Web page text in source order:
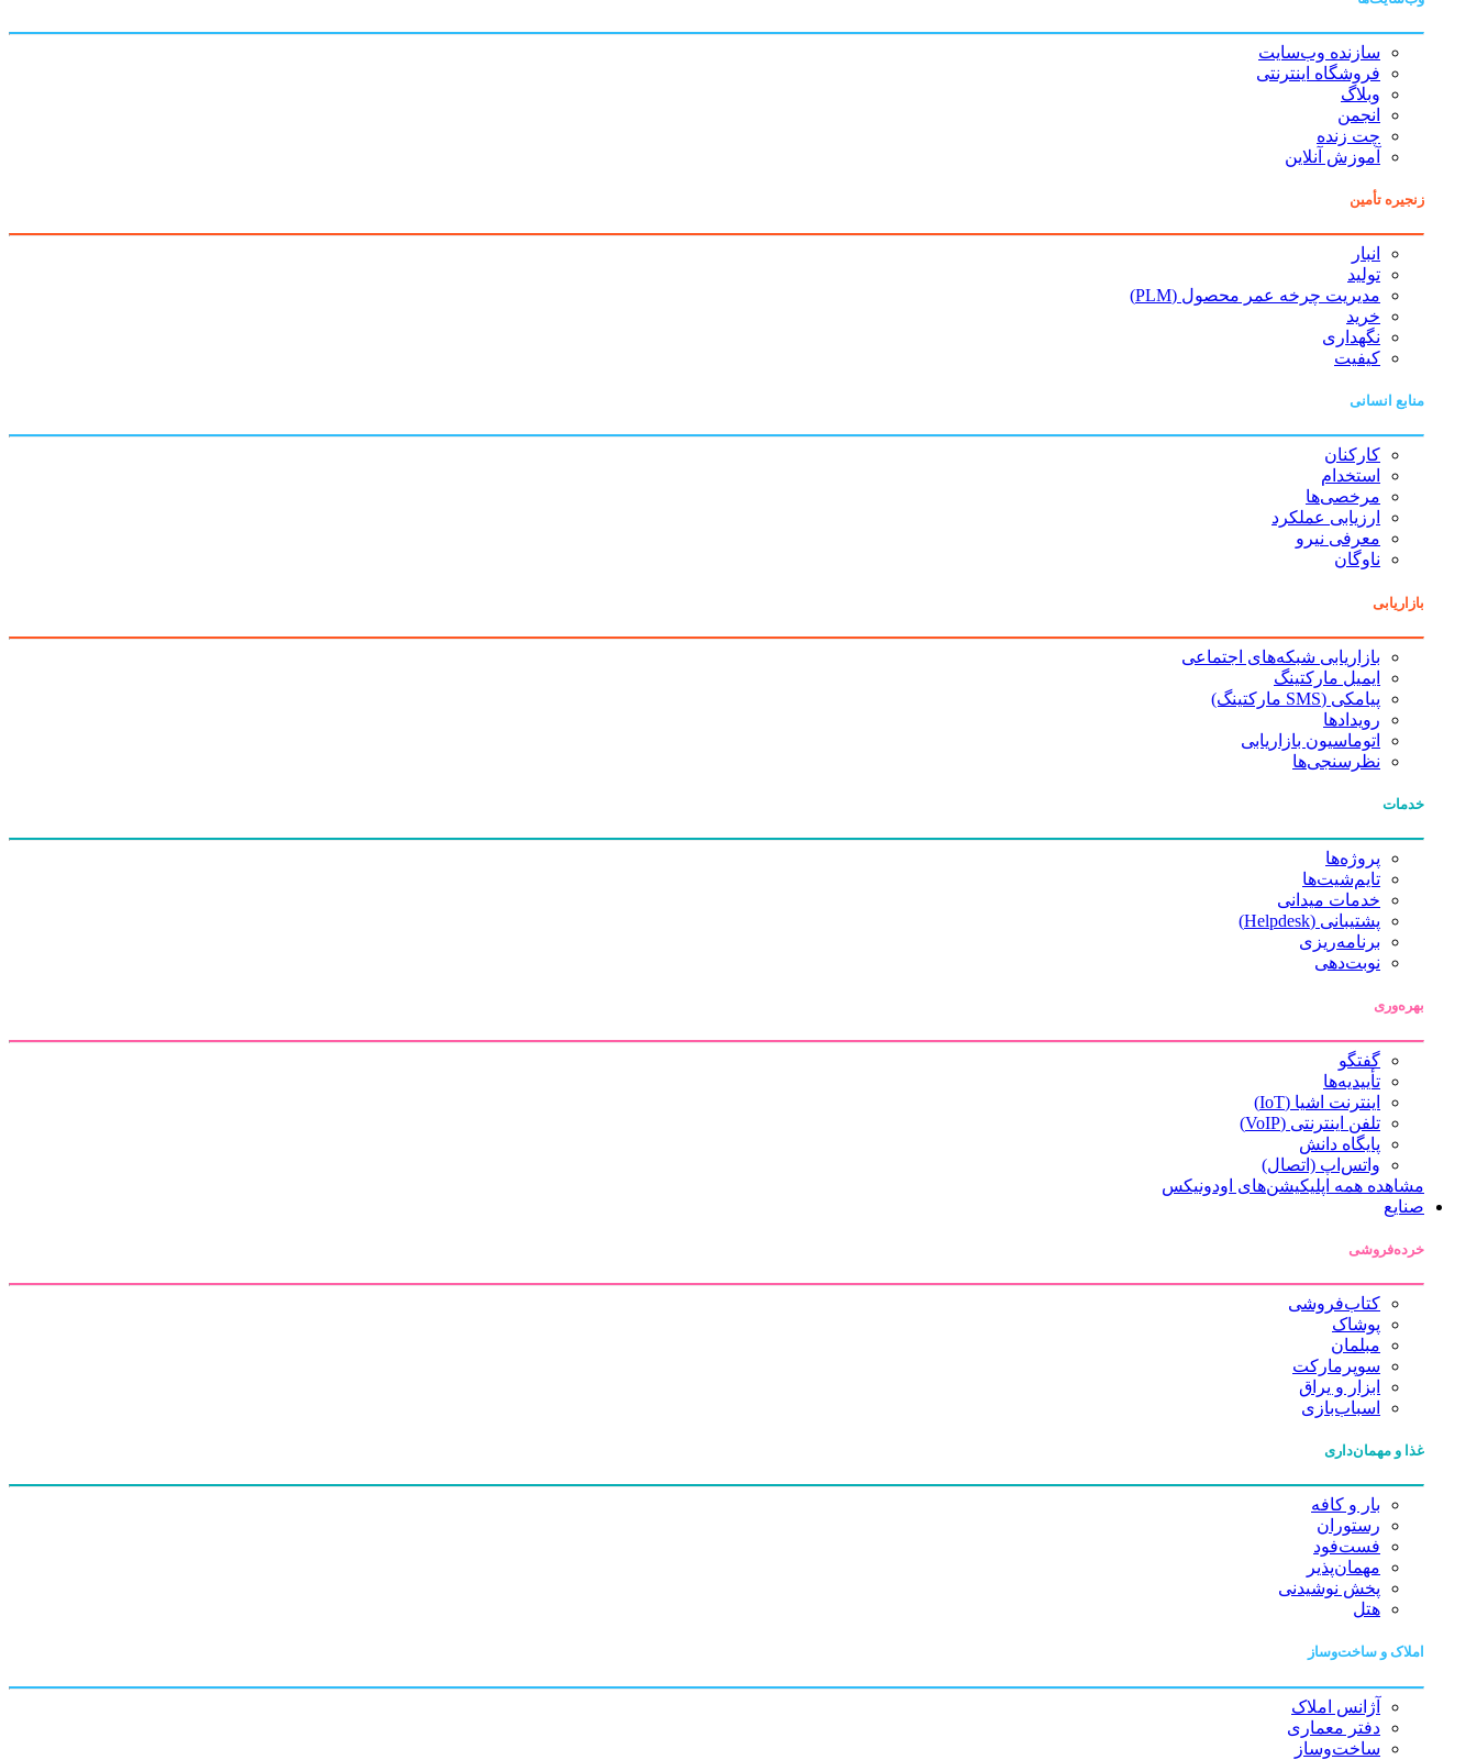
سازنده وب‌سایت
فروشگاه اینترنتی
وبلاگ
انجمن
چت زنده
آموزش آنلاین
زنجیره تأمین
انبار
تولید
مدیریت چرخه عمر محصول (PLM)
خرید
نگهداری
کیفیت
منابع انسانی
کارکنان
استخدام
مرخصی‌ها
ارزیابی عملکرد
معرفی نیرو
ناوگان
بازاریابی
بازاریابی شبکه‌های اجتماعی
ایمیل مارکتینگ
پیامکی (SMS مارکتینگ)
رویدادها
اتوماسیون بازاریابی
نظرسنجی‌ها
خدمات
پروژه‌ها
تایم‌شیت‌ها
خدمات میدانی
پشتیبانی (Helpdesk)
برنامه‌ریزی
نوبت‌دهی
بهره‌وری
گفتگو
تأییدیه‌ها
اینترنت اشیا (IoT)
تلفن اینترنتی (VoIP)
پایگاه دانش
واتس‌اپ (اتصال)
مشاهده همه اپلیکیشن‌های اودونیکس
صنایع
خرده‌فروشی
کتاب‌فروشی
پوشاک
مبلمان
سوپرمارکت
ابزار و یراق
اسباب‌بازی
غذا و مهمان‌داری
بار و کافه
رستوران
فست‌فود
مهمان‌پذیر
پخش نوشیدنی
هتل
املاک و ساخت‌وساز
آژانس املاک
دفتر معماری
ساخت‌وساز